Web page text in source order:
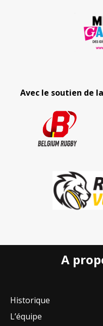
Avec le soutien de
A
Historique
L’équipe